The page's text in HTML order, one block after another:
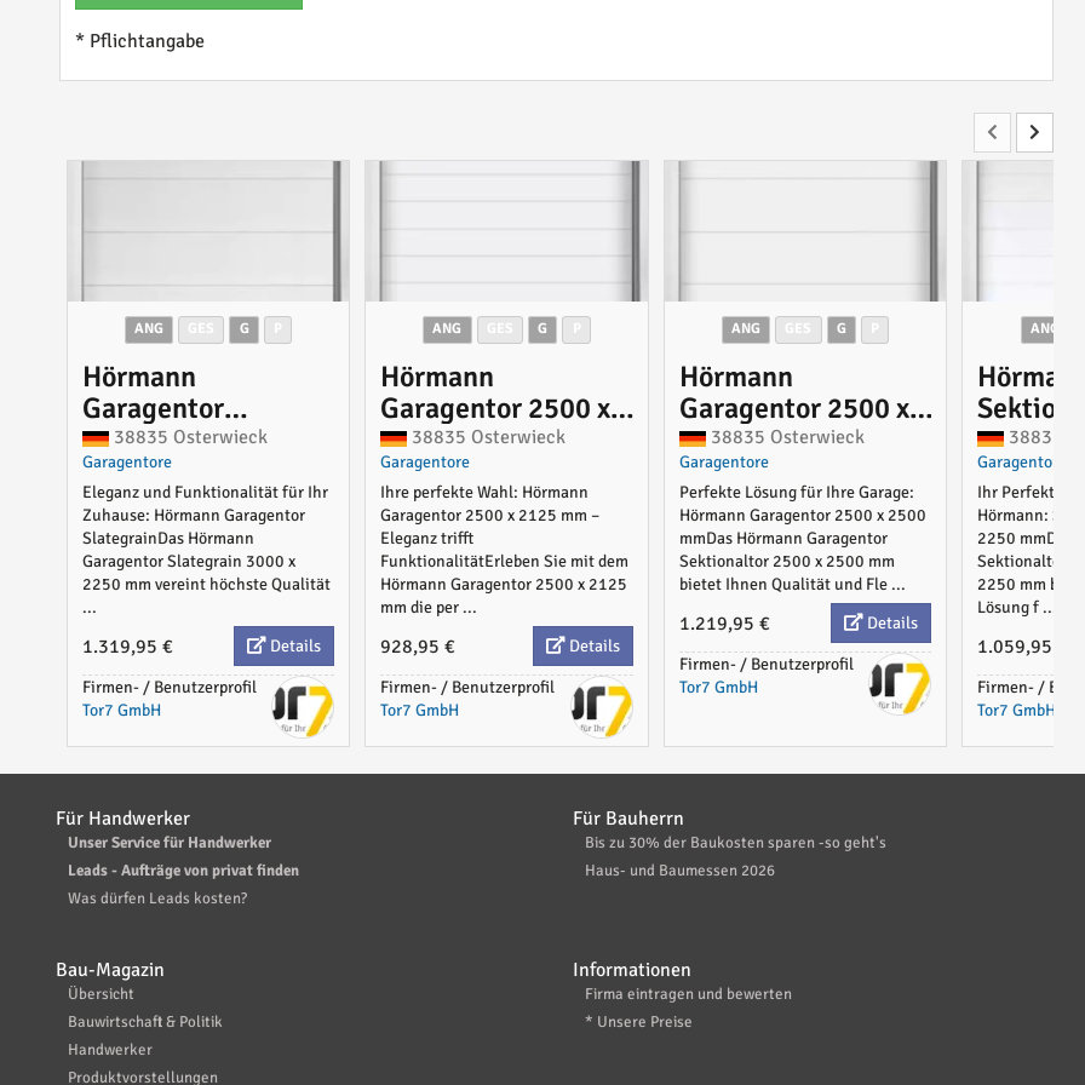
* Pflichtangabe
ANG G
Hörmann
Garagentor
Slategrain 3000 x
2250 mm mit
Antrieb
38835 Osterwieck
Garagentore
Eleganz und Funktionalität für Ihr
Zuhause: Hörmann Garagentor
SlategrainDas Hörmann
Garagentor Slategrain 3000 x
2250 mm vereint höchste Qualität
...
1.319,95 €
Details
Firmen- / Benutzerprofil
Tor7 GmbH
ANG G
Hörmann
Garagentor 2500 x
2125 mm mit oder
ohne Antrieb
38835 Osterwieck
Garagentore
Ihre perfekte Wahl: Hörmann
Garagentor 2500 x 2125 mm –
Eleganz trifft
FunktionalitätErleben Sie mit dem
Hörmann Garagentor 2500 x 2125
mm die per ...
928,95 €
Details
Firmen- / Benutzerprofil
Tor7 GmbH
ANG G
Hörmann
Garagentor 2500 x
2500 mm mit oder
ohne Torantrieb
38835 Osterwieck
Garagentore
Perfekte Lösung für Ihre Garage:
Hörmann Garagentor 2500 x 2500
mmDas Hörmann Garagentor
Sektionaltor 2500 x 2500 mm
bietet Ihnen Qualität und Fle ...
1.219,95 €
Details
Firmen- / Benutzerprofil
Tor7 GmbH
ANG
Hörmann
2250
ohne
38835
Garagentore
Ihr Perfektes
Hörmann:
2250 mmDas
Sektionaltor in
2250 mm
Lösung f ...
1.059,95 €
Firmen- /
Tor7 GmbH
Für Handwerker
Unser Service für Handwerker
Leads - Aufträge von privat finden
Was dürfen Leads kosten?
Für Bauherrn
Bis zu 30% der Baukosten sparen -so geht's
Haus- und Baumessen 2026
Bau-Magazin
Übersicht
Bauwirtschaft & Politik
Handwerker
Produktvorstellungen
Informationen
Firma eintragen und bewerten
* Unsere Preise